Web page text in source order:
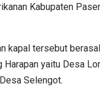
Kabupaten
kapal tersebut
Harapan yaitu Desa
Selengot.